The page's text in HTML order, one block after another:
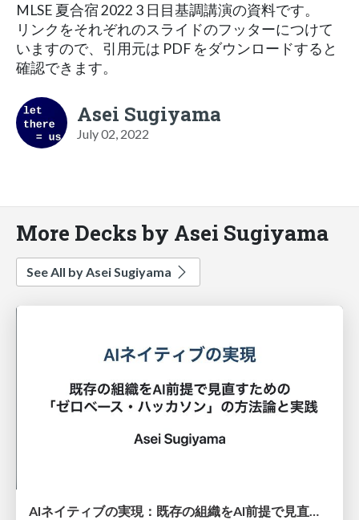
MLSE 夏合宿 2022 3 日目基調講演の資料です。
リンクをそれぞれのスライドのフッターにつけて
いますので、引用元は PDF をダウンロードすると
確認できます。
Asei Sugiyama
July 02, 2022
More Decks by Asei Sugiyama
See All by Asei Sugiyama
AIネイティブの実現：既存の組織をAI前提で見直すための「ゼロベース・ハッカソン」の方法論と実践